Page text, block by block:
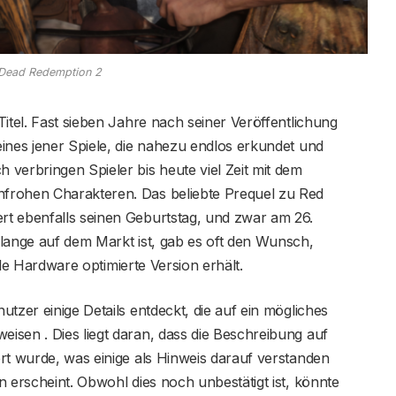
Redemption 2
Fast sieben Jahre nach seiner Veröffentlichung
jener Spiele, die nahezu endlos erkundet und
verbringen Spieler bis heute viel Zeit mit dem
Charakteren. Das beliebte Prequel zu Red
ebenfalls seinen Geburtstag, und zwar am 26.
auf dem Markt ist, gab es oft den Wunsch,
Hardware optimierte Version erhält.
einige Details entdeckt, die auf ein mögliches
. Dies liegt daran, dass die Beschreibung auf
wurde, was einige als Hinweis darauf verstanden
erscheint. Obwohl dies noch unbestätigt ist, könnte